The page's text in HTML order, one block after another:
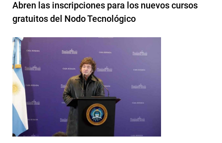
Abren las inscripciones para los nuevos cursos
gratuitos del Nodo Tecnológico